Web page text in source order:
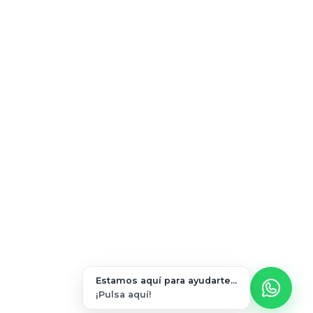
Estamos aquí para ayudarte...
¡Pulsa aquí!